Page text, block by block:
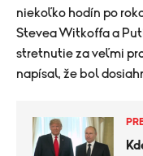
niekoľko hodín po
Stevea Witkoffa a
stretnutie za veľmi
napísal, že bol